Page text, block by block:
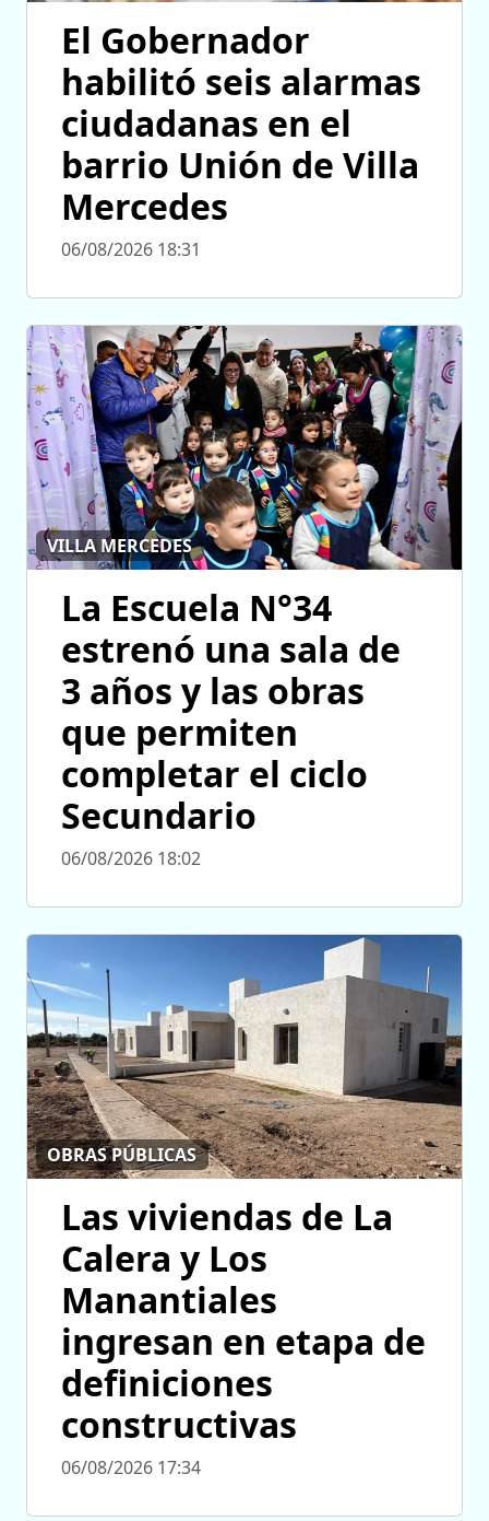
El Gobernador
habilitó seis alarmas
ciudadanas en el
barrio Unión de Villa
Mercedes
06/08/2026 18:31
VILLA MERCEDES
La Escuela N°34
estrenó una sala de
3 años y las obras
que permiten
completar el ciclo
Secundario
06/08/2026 18:02
OBRAS PÚBLICAS
Las viviendas de La
Calera y Los
Manantiales
ingresan en etapa de
definiciones
constructivas
06/08/2026 17:34